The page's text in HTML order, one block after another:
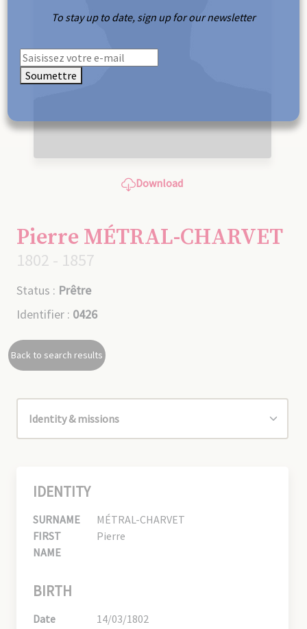
Download
Pierre MÉTRAL-CHARVET
1802 - 1857
Status : Prêtre
Identifier : 0426
Back to search results
IDENTITY
SURNAME
MÉTRAL-CHARVET
FIRST
NAME
Pierre
BIRTH
Date
14/03/1802
To stay up to date, sign up for our newsletter
Soumettre